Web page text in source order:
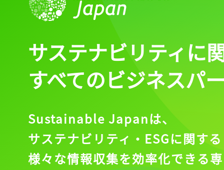
サステナビリティに
すべてのビジネスパ
Sustainable Japanは、
サステナビリティ・ESGに関する
様々な情報収集を効率化できる